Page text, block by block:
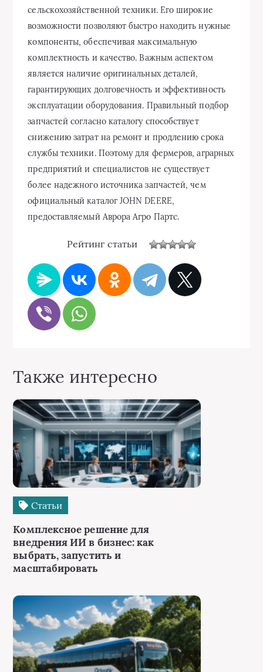
сельскохозяйственной техники. Его широкие
возможности позволяют быстро находить нужные
компоненты, обеспечивая максимальную
комплектность и качество. Важным аспектом
является наличие оригинальных деталей,
гарантирующих долговечность и эффективность
эксплуатации оборудования. Правильный подбор
запчастей согласно каталогу способствует
снижению затрат на ремонт и продлению срока
службы техники. Поэтому для фермеров, аграрных
предприятий и специалистов не существует
более надежного источника запчастей, чем
официальный каталог JOHN DEERE,
предоставляемый Аврора Агро Партс.
Рейтинг статьи
Также интересно
Статьи
Комплексное решение для
внедрения ИИ в бизнес: как
выбрать, запустить и
масштабировать